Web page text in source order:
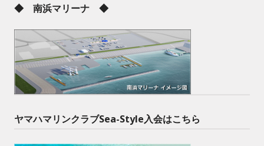
◆ 南浜マリーナ ◆
ヤマハマリンクラブSea-Style入会はこちら